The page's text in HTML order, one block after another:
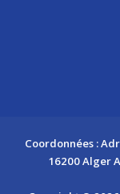
Coordonnées :
16200 Alger